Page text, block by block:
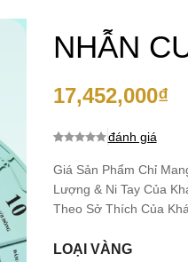
NHẪN
17,452,000₫
dựa trên
đánh giá
đánh giá
Giá Sản Phẩm Chỉ
Lượng & Ni Tay Của
Theo Sở Thích Của
LOẠI VÀNG